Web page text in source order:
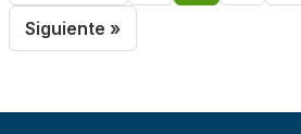
Siguiente »